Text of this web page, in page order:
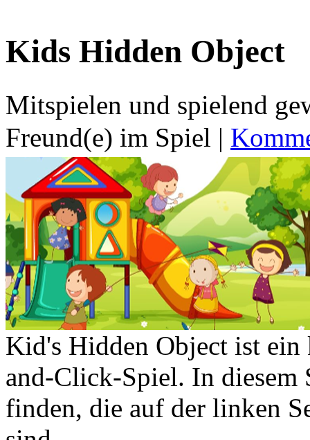
Kids Hidden Object
Mitspielen und spielend
Freund(e) im Spiel |
Kid's Hidden Object ist
and-Click-Spiel. In diesem
finden, die auf der linken